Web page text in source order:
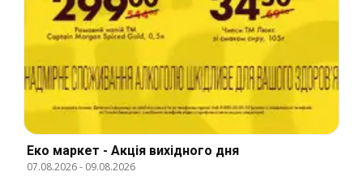
Еко маркет - Акція вихідного дня
07.08.2026- 09.08.2026